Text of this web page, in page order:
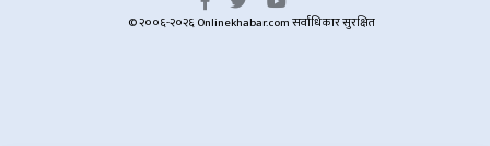
© २००६-२०२६ Onlinekhabar.com सर्वाधिकार सुरक्षित